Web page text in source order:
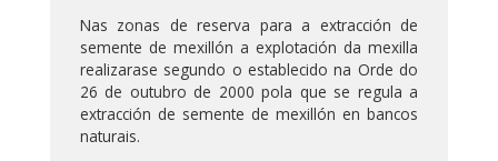
Nas zonas de reserva para a extracción de
semente de mexillón a explotación da mexilla
realizarase segundo o establecido na Orde do
26 de outubro de 2000 pola que se regula a
extracción de semente de mexillón en bancos
naturais.